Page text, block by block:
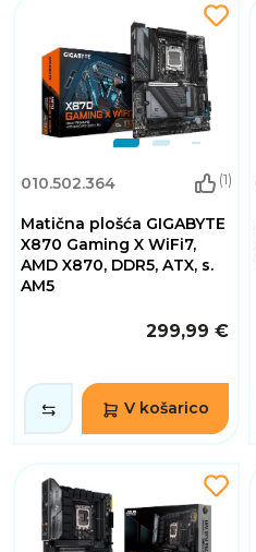
010.502.364 (1)
Matična plošća GIGABYTE
X870 Gaming X WiFi7,
AMD X870, DDR5, ATX, s.
AM5
299,99 €
V košarico